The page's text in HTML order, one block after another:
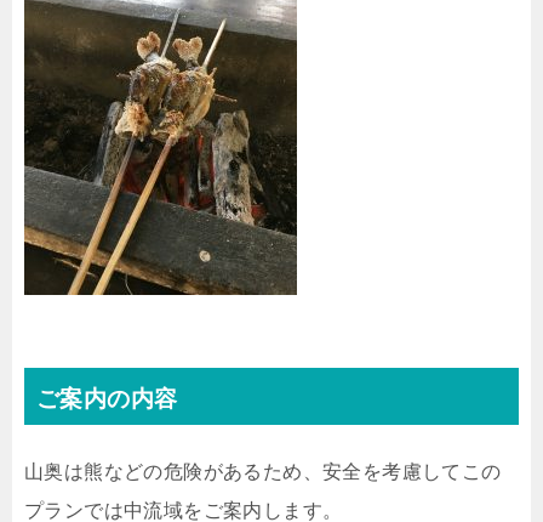
ご案内の内容
山奥は熊などの危険があるため、安全を考慮してこの
プランでは中流域をご案内します。